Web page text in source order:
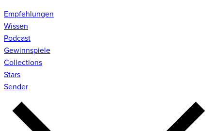
Empfehlungen
Wissen
Podcast
Gewinnspiele
Collections
Stars
Sender